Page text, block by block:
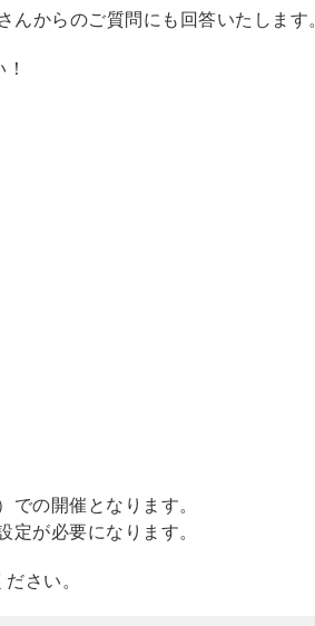
んからのご質問にも回答いたします
の開催となります。
が必要になります。
さい。